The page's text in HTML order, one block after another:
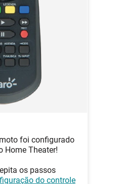
foi configurado
Home Theater!
os passos
do controle